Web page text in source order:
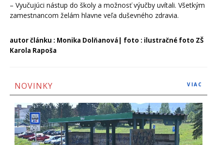
– Vyučujúci nástup do školy a možnosť výučby uvítali. Všetkým
zamestnancom želám hlavne veľa duševného zdravia.
autor článku : Monika Dolňanová| foto : ilustračné foto ZŠ
Karola Rapoša
NOVINKY VIAC